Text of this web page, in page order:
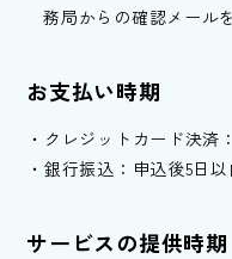
務局からの確認メール
お支払い時期
クレジットカード決済
銀行振込：申込後5日
サービスの提供時期